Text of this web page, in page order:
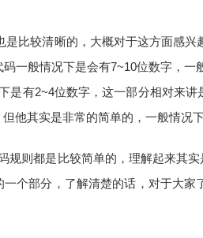
较清晰的，大概对于这方面感兴
一般情况下是会有7~10位数字，
是有2~4位数字，这一部分相对来
他其实是非常的简单的，一般情况
则都是比较简单的，理解起来其实
个部分，了解清楚的话，对于大